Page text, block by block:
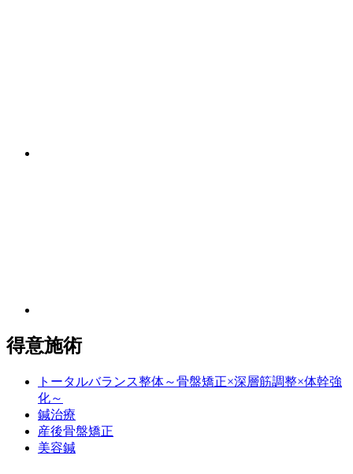
得意施術
トータルバランス整体～骨盤矯正×深層筋調整×体幹強
化～
鍼治療
産後骨盤矯正
美容鍼